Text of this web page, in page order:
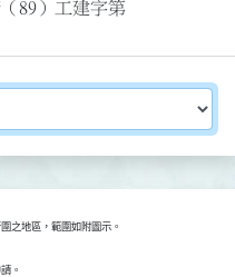
89）工建字第
之地區，範圍如附圖示。
。